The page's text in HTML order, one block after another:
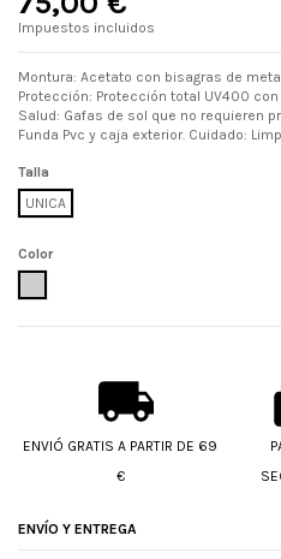
Impuestos incluidos
Montura: Acetato con bisagras de
Protección: Protección total UV400
Salud: Gafas de sol que no requieren
Funda Pvc y caja exterior. Cuidado:
Talla
UNICA
Color
ENVIÓ GRATIS A PARTIR DE 69
€
ENVÍO Y ENTREGA